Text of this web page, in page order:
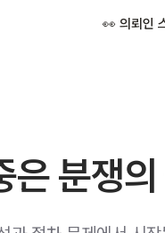
👀 의뢰인
은 분쟁